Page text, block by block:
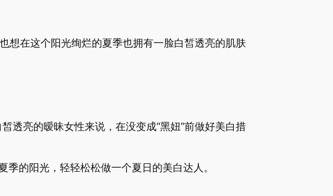
在这个阳光绚烂的夏季也拥有一脸白皙透亮的肌肤
亮的暧昧女性来说，在没变成“黑妞”前做好美白措
的阳光，轻轻松松做一个夏日的美白达人。